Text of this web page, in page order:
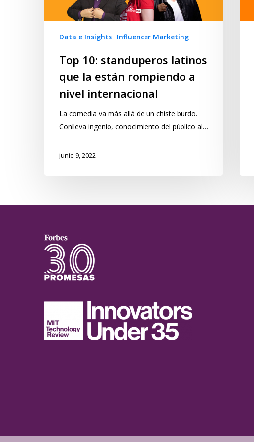
Data e Insights Influencer Marketing
Top 10: standuperos latinos
que la están rompiendo a
nivel internacional
La comedia va más allá de un chiste burdo.
Conlleva ingenio, conocimiento del público al…
junio 9, 2022